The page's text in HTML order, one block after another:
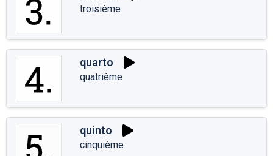
troisième
quarto
quatrième
quinto
cinquième